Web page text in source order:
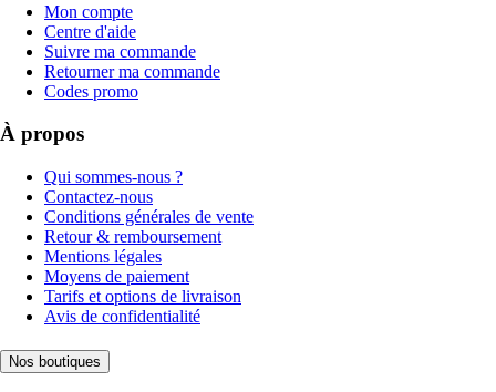
Mon compte
Centre d'aide
Suivre ma commande
Retourner ma commande
Codes promo
À propos
Qui sommes-nous ?
Contactez-nous
Conditions générales de vente
Retour & remboursement
Mentions légales
Moyens de paiement
Tarifs et options de livraison
Avis de confidentialité
Nos boutiques